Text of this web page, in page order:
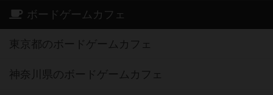
ボードゲームカフェ
東京都のボードゲームカフェ
神奈川県のボードゲームカフェ